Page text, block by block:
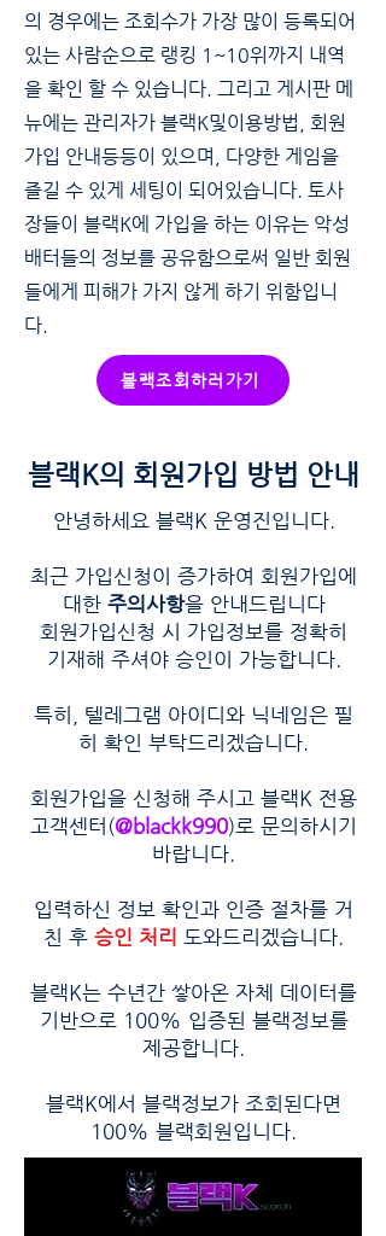
의 경우에는 조회수가 가장 많이 등록되어
있는 사람순으로 랭킹 1~10위까지 내역
을 확인 할 수 있습니다. 그리고 게시판 메
뉴에는 관리자가 블랙K및이용방법, 회원
가입 안내등등이 있으며, 다양한 게임을
즐길 수 있게 세팅이 되어있습니다. 토사
장들이 블랙K에 가입을 하는 이유는 악성
배터들의 정보를 공유함으로써 일반 회원
들에게 피해가 가지 않게 하기 위함입니
다.
블랙조회하러가기
블랙K의 회원가입 방법 안내
안녕하세요 블랙K 운영진입니다.
최근 가입신청이 증가하여 회원가입에
대한 주의사항을 안내드립니다
회원가입신청 시 가입정보를 정확히
기재해 주셔야 승인이 가능합니다.
특히, 텔레그램 아이디와 닉네임은 필
히 확인 부탁드리겠습니다.
회원가입을 신청해 주시고 블랙K 전용
고객센터(@blackk990)로 문의하시기
바랍니다.
입력하신 정보 확인과 인증 절차를 거
친 후 승인 처리 도와드리겠습니다.
블랙K는 수년간 쌓아온 자체 데이터를
기반으로 100% 입증된 블랙정보를
제공합니다.
블랙K에서 블랙정보가 조회된다면
100% 블랙회원입니다.